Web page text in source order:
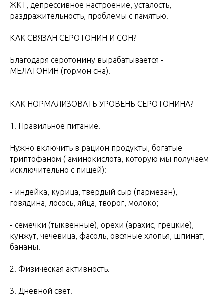
ЖКТ, депрессивное настроение, усталость,
раздражительность, проблемы с памятью.
КАК СВЯЗАН СЕРОТОНИН И СОН?
Благодаря серотонину вырабатывается -
МЕЛАТОНИН (гормон сна).
КАК НОРМАЛИЗОВАТЬ УРОВЕНЬ СЕРОТОНИНА?
1. Правильное питание.
Нужно включить в рацион продукты, богатые
триптофаном ( аминокислота, которую мы получаем
исключительно с пищей):
- индейка, курица, твердый сыр (пармезан),
говядина, лосось, яйца, творог, молоко;
- семечки (тыквенные), орехи (арахис, грецкие),
кунжут, чечевица, фасоль, овсяные хлопья, шпинат,
бананы.
2. Физическая активность.
3. Дневной свет.